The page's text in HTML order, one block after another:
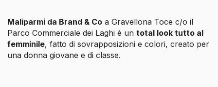
Maliparmi da Brand & Co a Gravellona Toce c/o il
Parco Commerciale dei Laghi è un total look tutto al
femminile, fatto di sovrapposizioni e colori, creato per
una donna giovane e di classe.